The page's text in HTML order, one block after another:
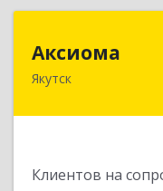
Аксиома
Якутск
Клиентов на
677000, Саха /